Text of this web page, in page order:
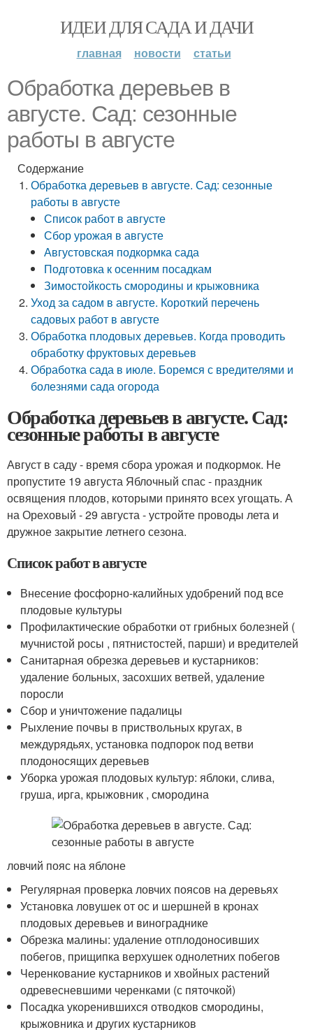
ИДЕИ ДЛЯ САДА И ДАЧИ
главная новости статьи
Обработка деревьев в
августе. Сад: сезонные
работы в августе
Содержание
Обработка деревьев в августе. Сад: сезонные
работы в августе
Список работ в августе
Сбор урожая в августе
Августовская подкормка сада
Подготовка к осенним посадкам
Зимостойкость смородины и крыжовника
Уход за садом в августе. Короткий перечень
садовых работ в августе
Обработка плодовых деревьев. Когда проводить
обработку фруктовых деревьев
Обработка сада в июле. Боремся с вредителями и
болезнями сада огорода
Обработка деревьев в августе. Сад:
сезонные работы в августе
Август в саду - время сбора урожая и подкормок. Не
пропустите 19 августа Яблочный спас - праздник
освящения плодов, которыми принято всех угощать. А
на Ореховый - 29 августа - устройте проводы лета и
дружное закрытие летнего сезона.
Список работ в августе
Внесение фосфорно-калийных удобрений под все
плодовые культуры
Профилактические обработки от грибных болезней (
мучнистой росы , пятнистостей, парши) и вредителей
Санитарная обрезка деревьев и кустарников:
удаление больных, засохших ветвей, удаление
поросли
Сбор и уничтожение падалицы
Рыхление почвы в приствольных кругах, в
междурядьях, установка подпорок под ветви
плодоносящих деревьев
Уборка урожая плодовых культур: яблоки, слива,
груша, ирга, крыжовник , смородина
ловчий пояс на яблоне
Регулярная проверка ловчих поясов на деревьях
Установка ловушек от ос и шершней в кронах
плодовых деревьев и винограднике
Обрезка малины: удаление отплодоносивших
побегов, прищипка верхушек однолетних побегов
Черенкование кустарников и хвойных растений
одревесневшими черенками (с пяточкой)
Посадка укоренившихся отводков смородины,
крыжовника и других кустарников